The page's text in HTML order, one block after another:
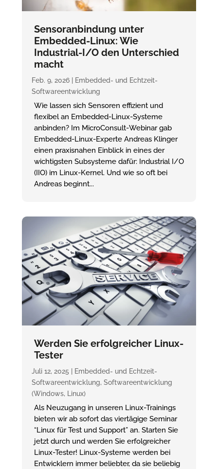
Sensoranbindung unter
Embedded-Linux: Wie
Industrial-I/O den Unterschied
macht
Feb. 9, 2026|
Embedded- und Echtzeit-
Softwareentwicklung
Wie lassen sich Sensoren effizient und
flexibel an Embedded-Linux-Systeme
anbinden? Im MicroConsult-Webinar gab
Embedded-Linux-Experte Andreas Klinger
einen praxisnahen Einblick in eines der
wichtigsten Subsysteme dafür: Industrial I/O
(IIO) im Linux-Kernel. Und wie so oft bei
Andreas beginnt...
Werden Sie erfolgreicher Linux-
Tester
Juli 12, 2025
Embedded- und Echtzeit-
Softwareentwicklung, Softwareentwicklung
(Windows, Linux)
Als Neuzugang in unseren Linux-Trainings
bieten wir ab sofort das viertägige Seminar
“Linux für Test und Support” an. Starten Sie
jetzt durch und werden Sie erfolgreicher
Linux-Tester! Linux-Systeme werden bei
Entwicklern immer beliebter, da sie beliebig